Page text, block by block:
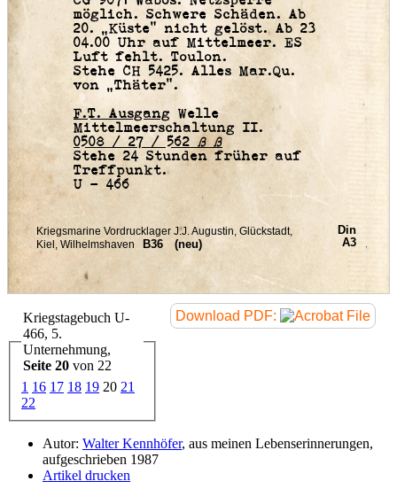
möglich. Schwere Schäden. Ab
20. „Küste“ nicht gelöst. Ab 23
04.00 Uhr auf Mittelmeer. ES
Luft fehlt. Toulon.
Stehe CH 5425. Alles Mar.Qu.
von „Thäter“.
F.T. Ausgang Welle
Mittelmeerschaltung II.
0508 / 27 / 562 ß ß
Stehe 24 Stunden früher auf
Treffpunkt.
U - 466
Download PDF:
Kriegstagebuch U-
466, 5.
Unternehmung,
Seite 20 von 22
1 16 17 18 19 20 21
22
Autor: Walter Kennhöfer, aus meinen Lebenserinnerungen,
aufgeschrieben 1987
Artikel drucken